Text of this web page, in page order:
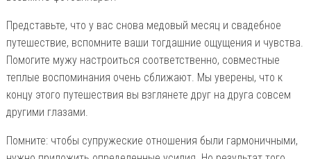
Представьте, что у вас снова медовый месяц и свадебное
путешествие, вспомните ваши тогдашние ощущения и чувства.
Помогите мужу настроиться соответственно, совместные
теплые воспоминания очень сближают. Мы уверены, что к
концу этого путешествия вы взглянете друг на друга совсем
другими глазами.
Помните: чтобы супружеские отношения были гармоничными,